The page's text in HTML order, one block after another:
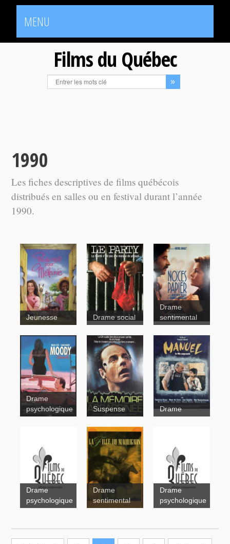
MENU
Films du Québec
1990
Les fiches descriptives de films québécois
distribués en salles ou en festival durant l’année
1990.
Contes pour
tous
Jeunesse
Le
Drame social
Les Noces
de papier
Drame
sentimental
Moody
Drame
psychologique
Mind Field
Suspense
Manuel, le
fils
emprunté
Drame
Drame
psychologique
La Fille du
maquignon
Drame
sentimental
Drame
psychologique